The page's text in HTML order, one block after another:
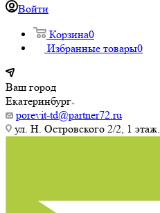
Войти
Корзина0
Избранные товары0
Ваш город
Екатеринбург
porevit-td@partner72.ru
ул. Н. Островского 2/2, 1 этаж.